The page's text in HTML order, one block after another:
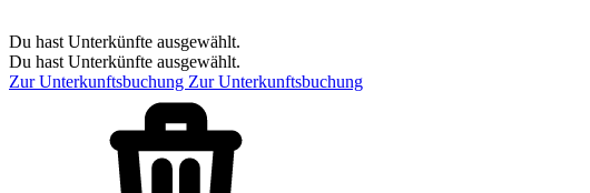
Du hast Unterkünfte ausgewählt.
Du hast Unterkünfte ausgewählt.
Zur Unterkunftsbuchung Zur Unterkunftsbuchung